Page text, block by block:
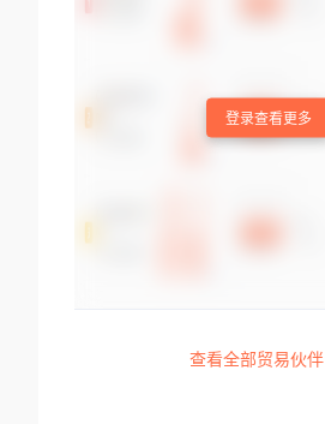
登录查看更多
查看全部贸易伙伴